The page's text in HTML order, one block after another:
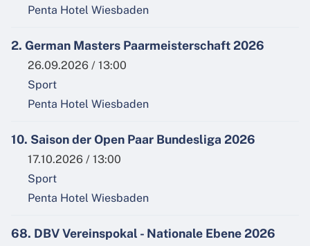
Penta Hotel Wiesbaden
2. German Masters Paarmeisterschaft 2026
26.09.2026 / 13:00
Sport
Penta Hotel Wiesbaden
10. Saison der Open Paar Bundesliga 2026
17.10.2026 / 13:00
Sport
Penta Hotel Wiesbaden
68. DBV Vereinspokal - Nationale Ebene 2026